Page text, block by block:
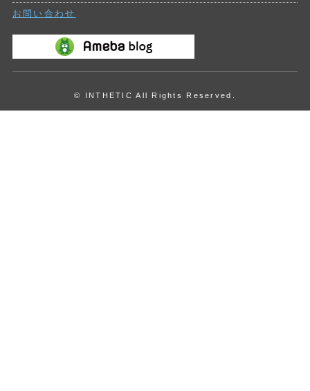
お問い合わせ
© INTHETIC All Rights Reserved.